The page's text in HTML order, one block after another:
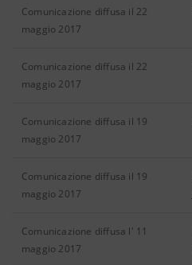
Comunicazione diffusa il 22
maggio 2017
Comunicazione diffusa il 22
maggio 2017
Comunicazione diffusa il 19
maggio 2017
Comunicazione diffusa il 19
maggio 2017
Comunicazione diffusa l' 11
maggio 2017